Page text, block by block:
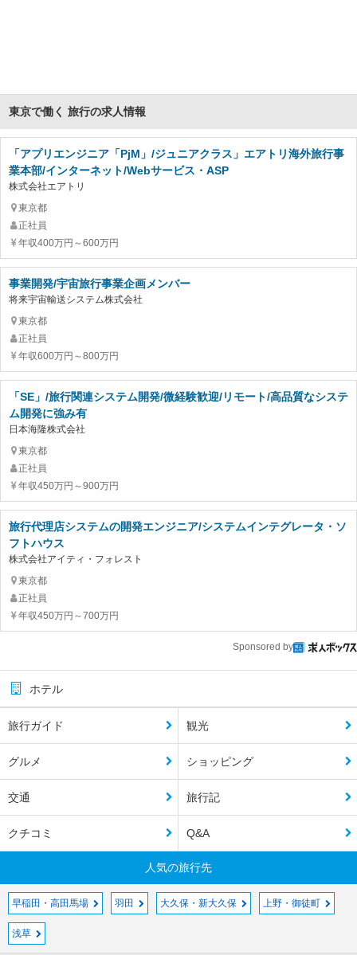
東京で働く 旅行の求人情報
「アプリエンジニア「PjM」/ジュニアクラス」エアトリ海外旅行事
業本部/インターネット/Webサービス・ASP
株式会社エアトリ
東京都
正社員
年収400万円～600万円
事業開発/宇宙旅行事業企画メンバー
将来宇宙輸送システム株式会社
東京都
正社員
年収600万円～800万円
「SE」/旅行関連システム開発/微経験歓迎/リモート/高品質なシステ
ム開発に強み有
日本海隆株式会社
東京都
正社員
年収450万円～900万円
旅行代理店システムの開発エンジニア/システムインテグレータ・ソ
フトハウス
株式会社アイティ・フォレスト
東京都
正社員
年収450万円～700万円
Sponsored by
ホテル
旅行ガイド 観光
グルメ ショッピング
交通 旅行記
クチコミ Q&A
人気の旅行先
早稲田・高田馬場 羽田 大久保・新大久保 上野・御徒町
浅草